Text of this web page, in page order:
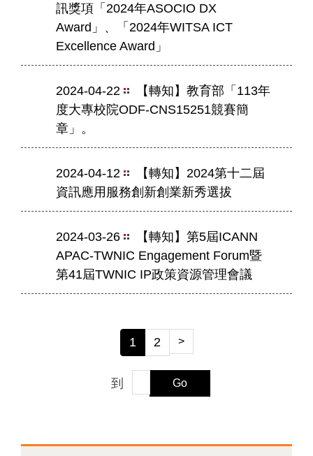
訊獎項「2024年ASOCIO DX
Award」、「2024年WITSA ICT
Excellence Award」
2024-04-22
【轉知】教育部「113年
度大專校院ODF-CNS15251競賽簡
章」。
2024-04-12
【轉知】2024第十二屆
資訊應用服務創新創業新秀選拔
2024-03-26
【轉知】第5屆ICANN
APAC-TWNIC Engagement Forum暨
第41屆TWNIC IP政策資源管理會議
1 2 >
到 Go